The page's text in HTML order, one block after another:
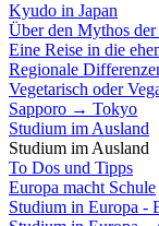
Kyudo in Japan
Über den Mythos
Eine Reise in die
Regionale
Vegetarisch oder
Sapporo → Tokyo
Studium im Ausland
Studium im Ausland
To Dos und Tipps
Europa macht Schule
Studium in Europa -